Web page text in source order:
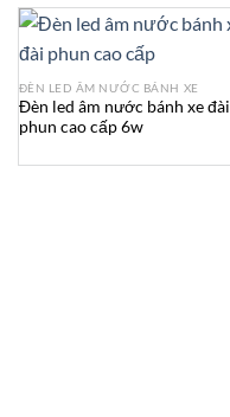
ĐÈN LED ÂM NƯỚC BÁNH XE
Đèn led âm nước bánh xe đài
phun cao cấp 6w